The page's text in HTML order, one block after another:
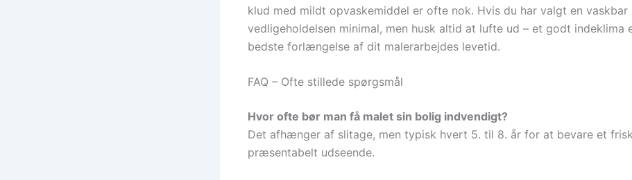
klud med mildt opvaskemiddel er ofte nok. Hvis du har valgt en vaskbar
vedligeholdelsen minimal, men husk altid at lufte ud – et godt indeklima
bedste forlængelse af dit malerarbejdes levetid.
FAQ – Ofte stillede spørgsmål
Hvor ofte bør man få malet sin bolig indvendigt?
Det afhænger af slitage, men typisk hvert 5. til 8. år for at bevare et
præsentabelt udseende.